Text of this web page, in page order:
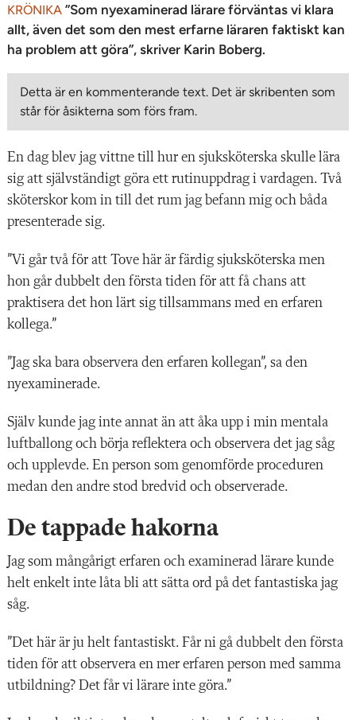
KRÖNIKA ”Som nyexaminerad lärare förväntas vi klara
allt, även det som den mest erfarne läraren faktiskt kan
ha problem att göra”, skriver Karin Boberg.
Detta är en kommenterande text. Det är skribenten som
står för åsikterna som förs fram.
En dag blev jag vittne till hur en sjuksköterska skulle lära
sig att självständigt göra ett rutinuppdrag i vardagen. Två
sköterskor kom in till det rum jag befann mig och båda
presenterade sig.
”Vi går två för att Tove här är färdig sjuksköterska men
hon går dubbelt den första tiden för att få chans att
praktisera det hon lärt sig tillsammans med en erfaren
kollega.”
”Jag ska bara observera den erfaren kollegan”, sa den
nyexaminerade.
Själv kunde jag inte annat än att åka upp i min mentala
luftballong och börja reflektera och observera det jag såg
och upplevde. En person som genomförde proceduren
medan den andre stod bredvid och observerade.
De tappade hakorna
Jag som mångårigt erfaren och examinerad lärare kunde
helt enkelt inte låta bli att sätta ord på det fantastiska jag
såg.
”Det här är ju helt fantastiskt. Får ni gå dubbelt den första
tiden för att observera en mer erfaren person med samma
utbildning? Det får vi lärare inte göra.”